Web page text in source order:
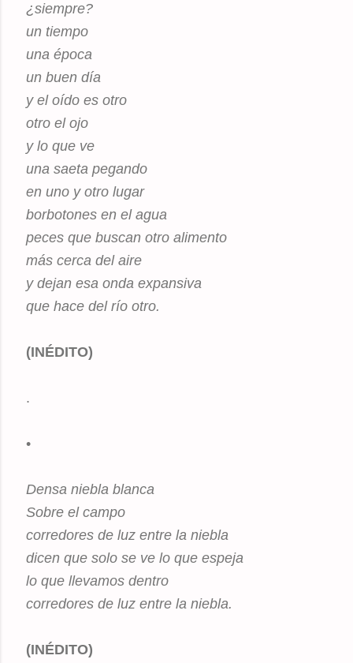
¿siempre?
un tiempo
una época
un buen día
y el oído es otro
otro el ojo
y lo que ve
una saeta pegando
en uno y otro lugar
borbotones en el agua
peces que buscan otro alimento
más cerca del aire
y dejan esa onda expansiva
que hace del río otro.
(INÉDITO)
.
•
Densa niebla blanca
Sobre el campo
corredores de luz entre la niebla
dicen que solo se ve lo que espeja
lo que llevamos dentro
corredores de luz entre la niebla.
(INÉDITO)